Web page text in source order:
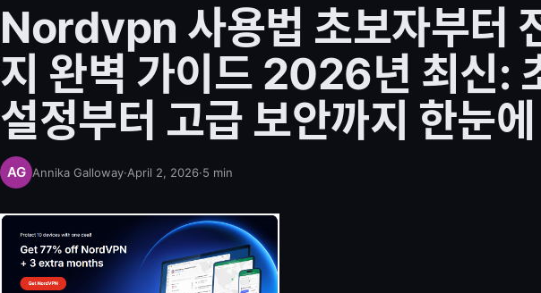
Nordvpn 사용법 초보자부터
지 완벽 가이드 2026년 최신:
설정부터 고급 보안까지 한눈에
Annika Galloway·April 2, 2026·5 min